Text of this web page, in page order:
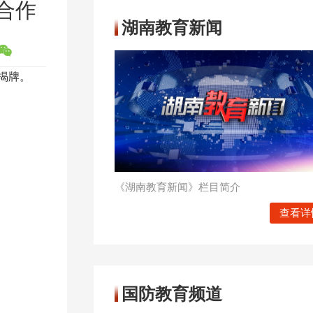
作
牌。
湖南教育新闻
《湖南教育新闻》栏目简介
查看详
国防教育频道